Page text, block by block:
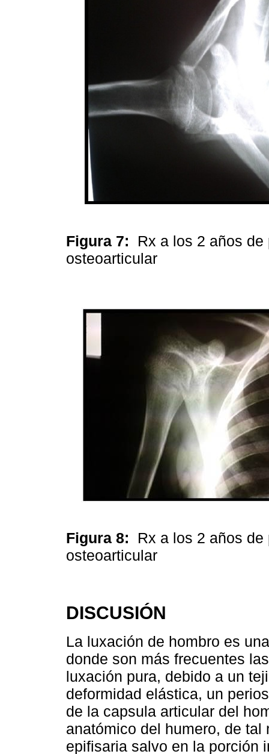
Figura 7: Rx a los 2 años
osteoarticular
Figura 8: Rx a los 2 años
osteoarticular
DISCUSIÓN
La luxación de hombro es
donde son más frecuentes
luxación pura, debido a un
deformidad elástica, un
de la capsula articular del
anatómico del humero, de
epifisaria salvo en la porción